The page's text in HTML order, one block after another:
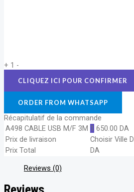
+ 1 -
ORDER FROM WHATSAPP
Récapitulatif de la commande
A498 CABLE USB M/F 3M 1 650.00 DA
Prix de livraison
Choisir Ville
Prix Total
DA
Reviews (0)